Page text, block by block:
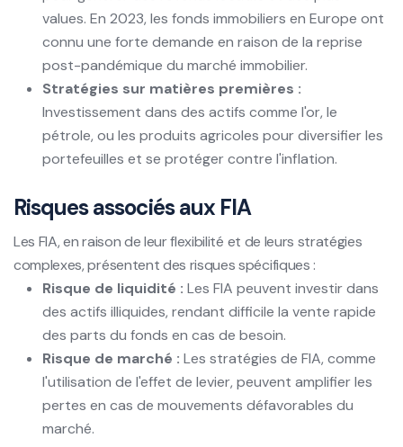
values. En 2023, les fonds immobiliers en Europe ont
connu une forte demande en raison de la reprise
post-pandémique du marché immobilier.
Stratégies sur matières premières :
Investissement dans des actifs comme l'or, le
pétrole, ou les produits agricoles pour diversifier les
portefeuilles et se protéger contre l'inflation.
Risques associés aux FIA
Les FIA, en raison de leur flexibilité et de leurs stratégies
complexes, présentent des risques spécifiques :
Risque de liquidité : Les FIA peuvent investir dans
des actifs illiquides, rendant difficile la vente rapide
des parts du fonds en cas de besoin.
Risque de marché : Les stratégies de FIA, comme
l'utilisation de l'effet de levier, peuvent amplifier les
pertes en cas de mouvements défavorables du
marché.